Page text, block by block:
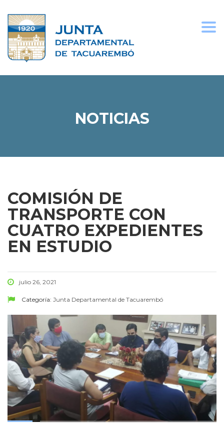
NOTICIAS
COMISIÓN DE
TRANSPORTE CON
CUATRO EXPEDIENTES
EN ESTUDIO
julio 26, 2021
Categoría: Junta Departamental de Tacuarembó